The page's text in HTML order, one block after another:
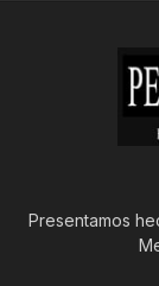
Presentamos